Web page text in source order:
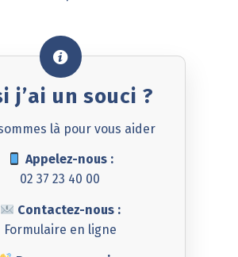
j’ai un souci ?
là pour vous aider
Appelez-nous :
02 37 23 40 00
Contactez-nous :
Formulaire en ligne